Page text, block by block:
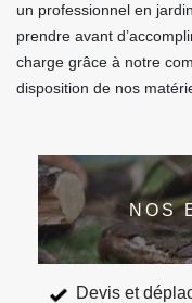
un professionnel en
prendre avant
charge grâce à notre
disposition de nos
NOS
Devis et